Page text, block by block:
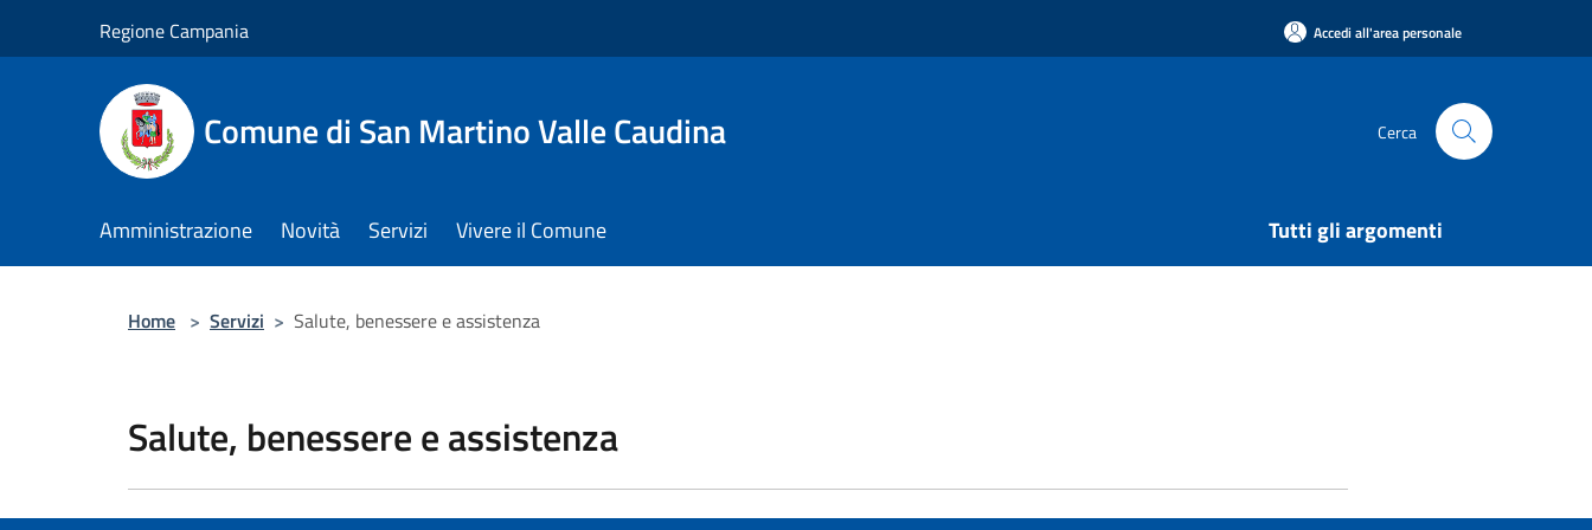
Regione Campania Accedi all'area personale
Comune di San Martino Valle Caudina Cerca
Amministrazione Novità Servizi Vivere il Comune Tutti gli argomenti
Home > Servizi > Salute, benessere e assistenza
Salute, benessere e assistenza